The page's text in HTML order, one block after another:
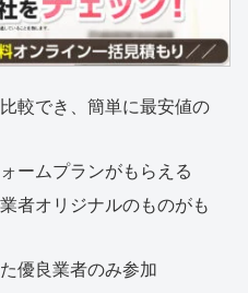
較でき、簡単に最安値の
ームプランがもらえる
者オリジナルのものがも
優良業者のみ参加